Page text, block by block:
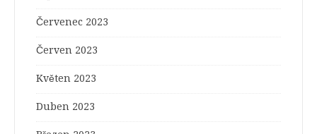
Červenec 2023
Červen 2023
Květen 2023
Duben 2023